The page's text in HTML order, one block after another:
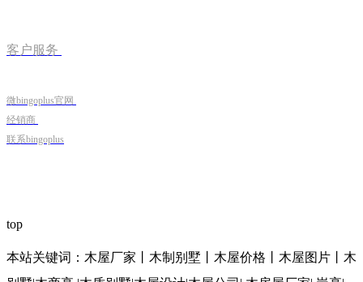
客户服务
微bingoplus官网
经销商
联系bingoplus
top
本站关键词：木屋厂家丨木制别墅丨木屋价格丨木屋图片丨木